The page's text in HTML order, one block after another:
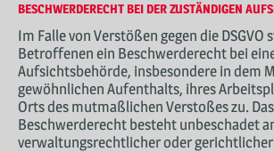
BESCHWERDE­RECHT BEI DER ZUSTÄNDIGEN
Im Falle von Verstößen gegen die DSGVO
Betroffenen ein Beschwerderecht bei
Aufsichtsbehörde, insbesondere in dem
gewöhnlichen Aufenthalts, ihres
Orts des mutmaßlichen Verstoßes zu. Das
Beschwerderecht besteht unbeschadet
verwaltungsrechtlicher oder